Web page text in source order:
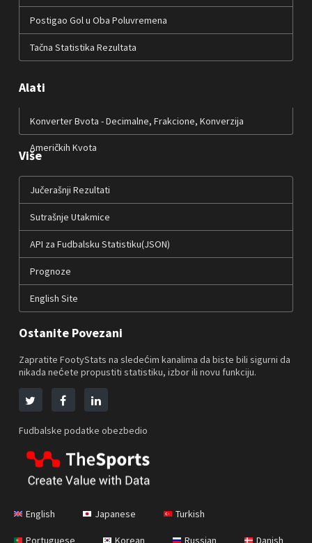
Postigao Gol u Oba Poluvremena
Tačna Statistika Rezultata
Alati
Konverter Bvota - Decimalne, Frakcione, Konverzija
Američkih Kvota
Više
Jučerašnji Rezultati
Sutrašnje Utakmice
API za Fudbalsku Statistiku(JSON)
Prognoze
English Site
Ostanite Povezani
Zapratite FootyStats na sledećim kanalima da biste bili sigurni da
nikada nećete propustiti statistiku, izbor ili novu funkciju.
Fudbalske podatke obezbedio
English Japanese Turkish
Portuguese Korean Russian Danish